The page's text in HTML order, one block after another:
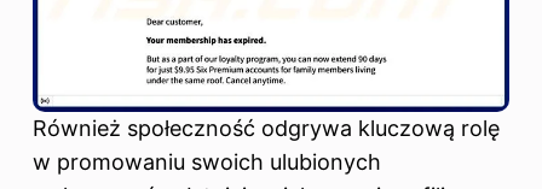
Również społeczność odgrywa kluczową rolę
w promowaniu swoich ulubionych